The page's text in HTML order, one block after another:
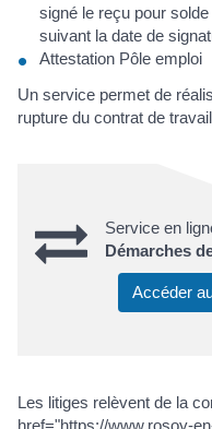
signé le reçu pour
suivant la date de
Attestation Pôle emploi
Un service permet de
rupture du contrat de
Service en
Démarches
Accéder
Les litiges relèvent de la
href="https://www.rosoy-